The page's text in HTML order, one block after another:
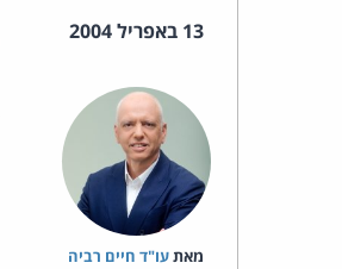
13 באפריל 2004
מאת‏עו"ד חיים רביה